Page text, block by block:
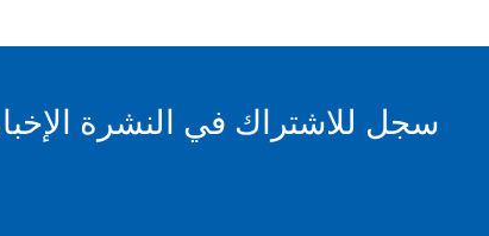
سجل للاشتراك في النشرة